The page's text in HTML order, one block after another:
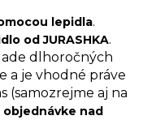
lepidla.
od JURASHKA.
dlhoročných
a je vhodné práve
(samozrejme aj na
objednávke nad